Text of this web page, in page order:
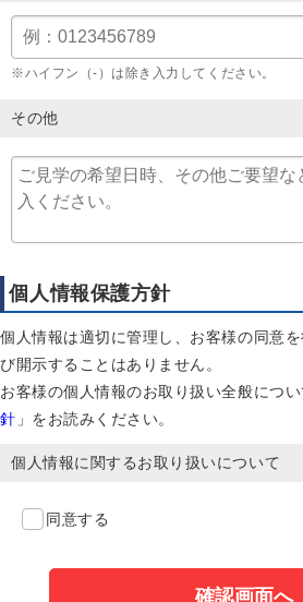
※ハイフン（-）は除き入力してください。
その他
個人情報保護方針
個人情報は適切に管理し、お客様の同意
び開示することはありません。
お客様の個人情報のお取り扱い全般につい
針 」をお読みください。
個人情報に関するお取り扱いについて
同意する